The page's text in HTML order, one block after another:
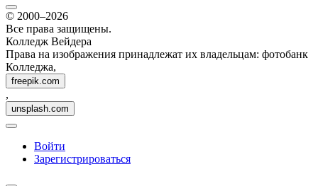
© 2000–2026
Все права защищены.
Колледж Вейдера
Права на изображения принадлежат их владельцам: фотобанк
Колледжа,
freepik.com
,
unsplash.com
Войти
Зарегистрироваться